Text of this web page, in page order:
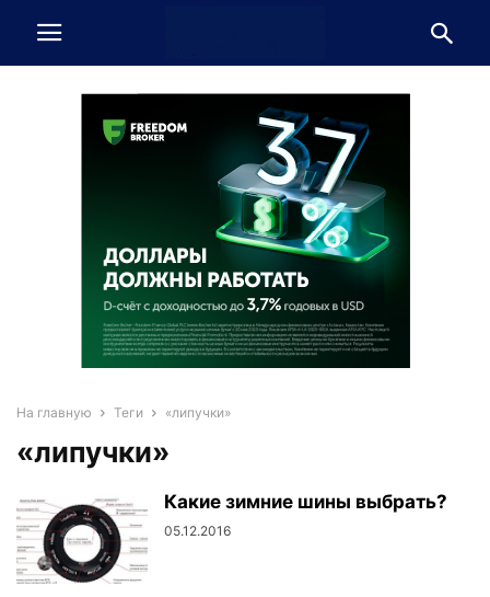
На главную Теги «липучки»
«липучки»
Какие зимние шины выбрать?
05.12.2016